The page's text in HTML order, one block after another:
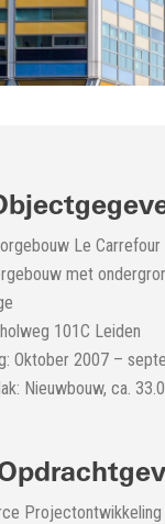
Le Carrefour
met
101C Leiden
Oktober 2007 –
Nieuwbouw, ca.
Projectontwikkeling